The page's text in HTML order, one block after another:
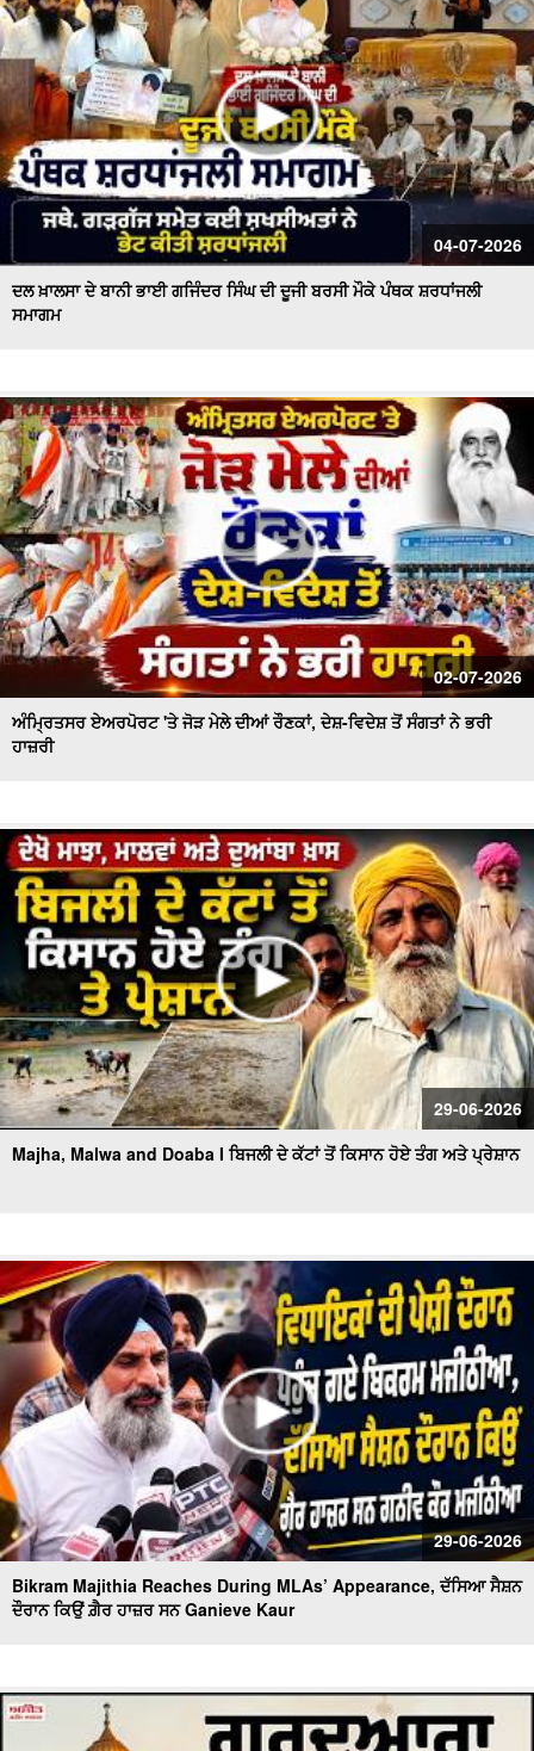
04-07-2026
ਦਲ ਖ਼ਾਲਸਾ ਦੇ ਬਾਨੀ ਭਾਈ ਗਜਿੰਦਰ ਸਿੰਘ ਦੀ ਦੂਜੀ ਬਰਸੀ ਮੌਕੇ ਪੰਥਕ ਸ਼ਰਧਾਂਜਲੀ
ਸਮਾਗਮ
02-07-2026
ਅੰਮ੍ਰਿਤਸਰ ਏਅਰਪੋਰਟ 'ਤੇ ਜੋੜ ਮੇਲੇ ਦੀਆਂ ਰੌਣਕਾਂ, ਦੇਸ਼-ਵਿਦੇਸ਼ ਤੋਂ ਸੰਗਤਾਂ ਨੇ ਭਰੀ
ਹਾਜ਼ਰੀ
29-06-2026
Majha, Malwa and Doaba I ਬਿਜਲੀ ਦੇ ਕੱਟਾਂ ਤੋਂ ਕਿਸਾਨ ਹੋਏ ਤੰਗ ਅਤੇ ਪ੍ਰੇਸ਼ਾਨ
29-06-2026
Bikram Majithia Reaches During MLAs’ Appearance, ਦੱਸਿਆ ਸੈਸ਼ਨ
ਦੌਰਾਨ ਕਿਉਂ ਗ਼ੈਰ ਹਾਜ਼ਰ ਸਨ Ganieve Kaur